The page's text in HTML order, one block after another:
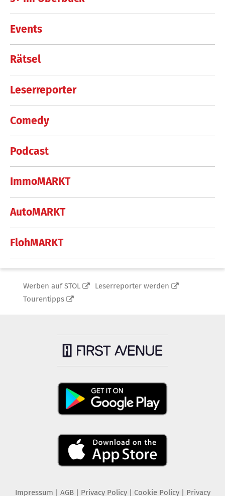
Events
Rätsel
Leserreporter
Comedy
Podcast
ImmoMARKT
AutoMARKT
FlohMARKT
Werben auf STOL
Leserreporter werden
Tourentipps
Impressum AGB Privacy Policy| Cookie Policy| Privacy